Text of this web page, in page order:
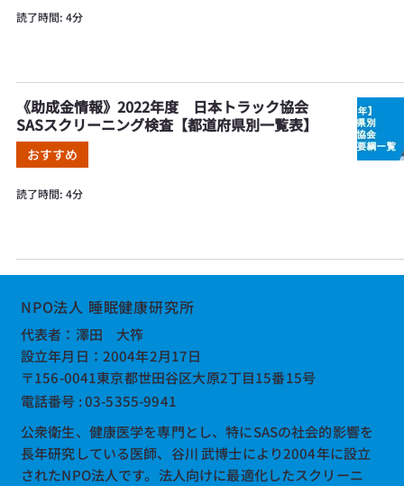
読了時間: 4分
《助成金情報》2022年度 日本トラック協会
SASスクリーニング検査【都道府県別一覧表】
おすすめ
読了時間: 4分
NPO法人 睡眠健康研究所
​代表者：澤田 大筰
設立年月日：2004年2月17日
〒156-0041東京都世田谷区大原2丁目15番15号
電話番号 : 03-5355-9941
公衆衛生、健康医学を専門とし、特にSASの社会的影響を
長年研究している医師、谷川 武博士により2004年に設立
されたNPO法人です。法人向けに最適化したスクリーニ